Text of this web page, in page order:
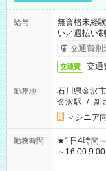
給与
無資格未経
い／週払い
完了次第の
交通費別
交通費 交通
勤務地
石川県金沢市
金沢駅 / 新
＜シニア
勤務時間
★1日4時間～の時短シフ
～16:00 9:00
の場合、他